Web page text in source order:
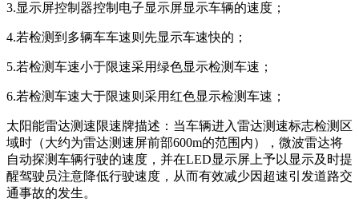
3.显示屏控制器控制电子显示屏显示车辆的速度；
4.若检测到多辆车车速则先显示车速快的；
5.若检测车速小于限速采用绿色显示检测车速；
6.若检测车速大于限速则采用红色显示检测车速；
太阳能雷达测速限速牌描述：当车辆进入雷达测速标志检测区
域时（大约为雷达测速屏前部600m的范围内），微波雷达将
自动探测车辆行驶的速度，并在LED显示屏上予以显示及时提
醒驾驶员注意降低行驶速度，从而有效减少因超速引发道路交
通事故的发生。